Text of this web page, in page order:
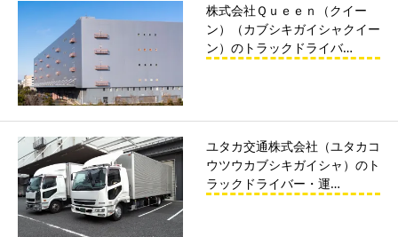
株式会社Ｑｕｅｅｎ（クイー
ン）（カブシキガイシャクイー
ン）のトラックドライバ…
ユタカ交通株式会社（ユタカコ
ウツウカブシキガイシャ）のト
ラックドライバー・運…